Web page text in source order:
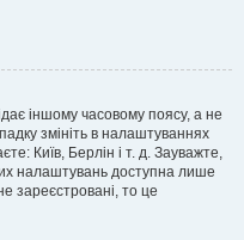
іншому часовому поясу, а не
змініть в налаштуваннях
Київ, Берлін і т. д. Зауважте,
налаштувань доступна лише
зареєстровані, то це